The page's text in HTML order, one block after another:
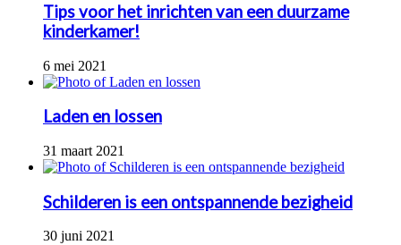
Tips voor het inrichten van een duurzame
kinderkamer!
6 mei 2021
Laden en lossen
31 maart 2021
Schilderen is een ontspannende bezigheid
30 juni 2021